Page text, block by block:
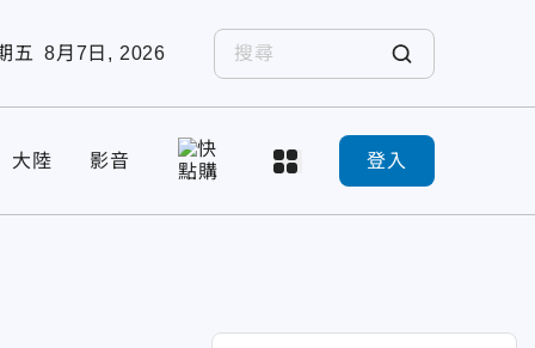
五 8月7日, 2026
大陸 影音 登入